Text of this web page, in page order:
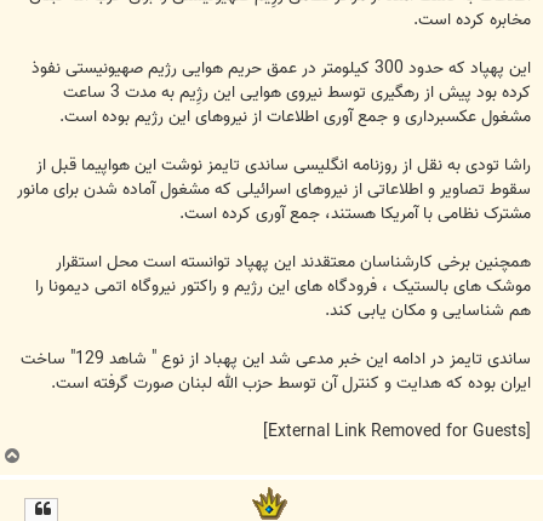
مخابره کرده است.
این پهپاد که حدود 300 کیلومتر در عمق حریم هوایی رژیم صهیونیستی نفوذ
کرده بود پیش از رهگیری توسط نیروی هوایی این رژِیم به مدت 3 ساعت
مشغول عکسبرداری و جمع آوری اطلاعات از نیروهای این رژیم بوده است.
راشا تودی به نقل از روزنامه انگلیسی ساندی تایمز نوشت این هواپیما قبل از
سقوط تصاویر و اطلاعاتی از نیروهای اسرائیلی که مشغول آماده شدن برای مانور
مشترک نظامی با آمریکا هستند، جمع آوری کرده است.
همچنین برخی کارشناسان معتقدند این پهپاد توانسته است محل استقرار
موشک های بالستیک ، فرودگاه های این رژیم و راکتور نیروگاه اتمی دیمونا را
هم شناسایی و مکان یابی کند.
ساندی تایمز در ادامه این خبر مدعی شد این پهباد از نوع " شاهد 129" ساخت
ایران بوده که هدایت و کنترل آن توسط حزب الله لبنان صورت گرفته است.
[External Link Removed for Guests]